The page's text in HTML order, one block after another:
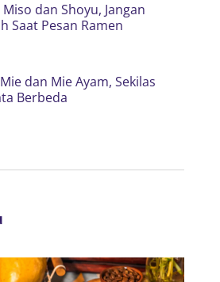
dan Shoyu, Jangan
Saat Pesan Ramen
dan Mie Ayam, Sekilas
Berbeda